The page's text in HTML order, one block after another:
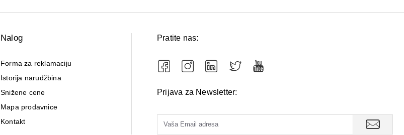
Nalog
Forma za reklamaciju
Istorija narudžbina
Snižene cene
Mapa prodavnice
Kontakt
Pratite nas:
Prijava za Newsletter: